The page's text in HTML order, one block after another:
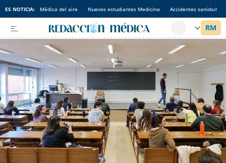
ES NOTICIA: Médica del aire Nuevos estudiantes Medicina Accidentes sanidad